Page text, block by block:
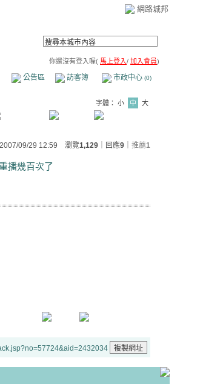
網路城邦
你還沒有登入喔( 馬上登入/ 加入會員)
公告區 訪客簿 市政中心 (0)
字體： 小 中
大
2007/09/29 12:59 瀏覽1,129 ｜回應9 推薦1
播幾百次了